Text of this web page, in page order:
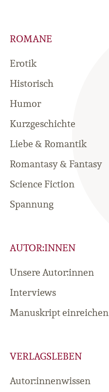
ROMANE
Erotik
Historisch
Humor
Kurzgeschichte
Liebe & Romantik
Romantasy & Fantasy
Science Fiction
Spannung
AUTOR:INNEN
Unsere Autor:innen
Interviews
Manuskript einreichen
VERLAGSLEBEN
Autor:innenwissen